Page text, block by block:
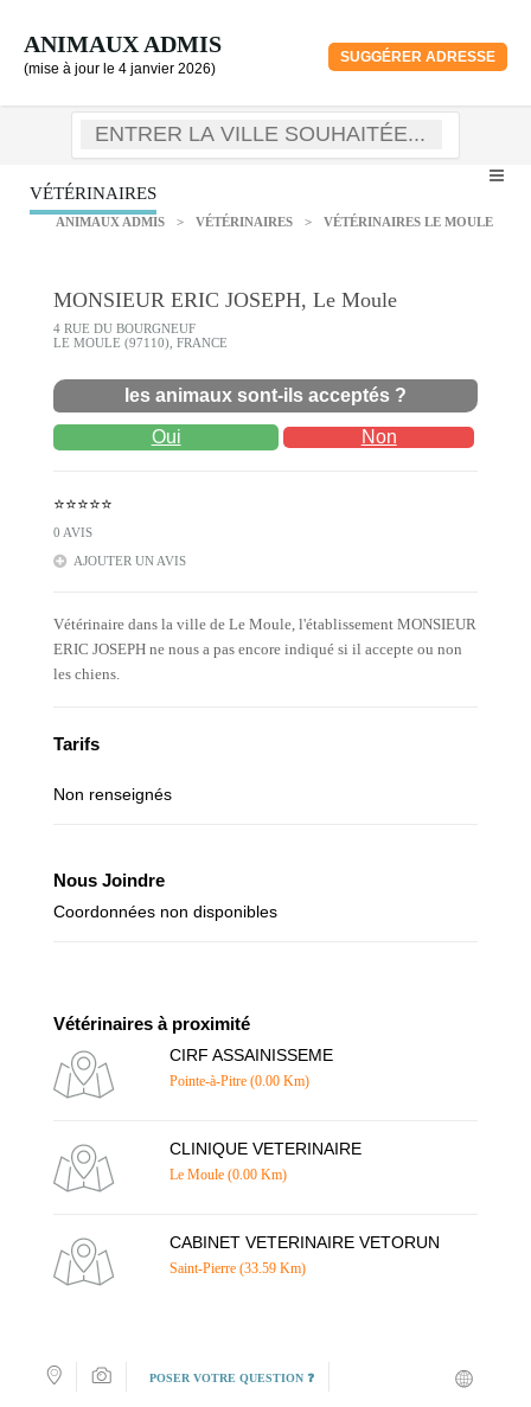
ANIMAUX ADMIS
(mise à jour le 4 janvier 2026)
SUGGÉRER ADRESSE
VÉTÉRINAIRES
ANIMAUX ADMIS > VÉTÉRINAIRES > VÉTÉRINAIRES LE MOULE
MONSIEUR ERIC JOSEPH, Le Moule
4 RUE DU BOURGNEUF
LE MOULE (97110), FRANCE
les animaux sont-ils acceptés ?
Oui Non
⭐⭐⭐⭐⭐
0 AVIS
AJOUTER UN AVIS
Vétérinaire dans la ville de Le Moule, l'établissement MONSIEUR
ERIC JOSEPH ne nous a pas encore indiqué si il accepte ou non
les chiens.
Tarifs
Non renseignés
Nous Joindre
Coordonnées non disponibles
Vétérinaires à proximité
CIRF ASSAINISSEME
Pointe-à-Pitre (0.00 Km)
CLINIQUE VETERINAIRE
Le Moule (0.00 Km)
CABINET VETERINAIRE VETORUN
Saint-Pierre (33.59 Km)
POSER VOTRE QUESTION ❓